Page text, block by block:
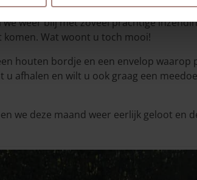
kou en zomerse dagen! Heerlijk om in
weer blij met zoveel prachtige
Wat woont u toch mooi!
houten bordje en een envelop
u afhalen en wilt u ook graag een
we deze maand weer eerlijk geloot en